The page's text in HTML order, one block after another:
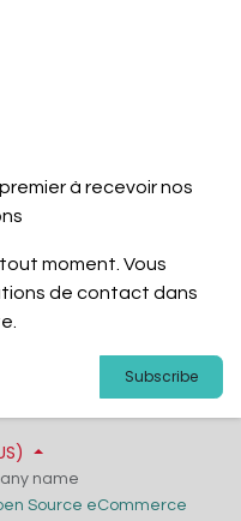
à recevoir nos
moment. Vous
de contact dans
Subscribe
name
Source eCommerce